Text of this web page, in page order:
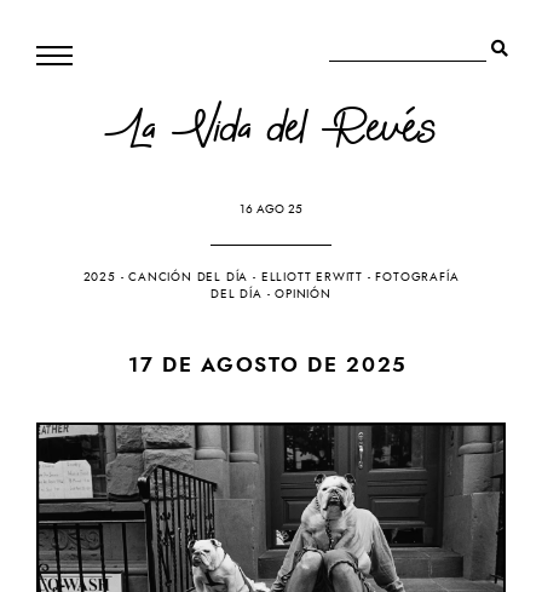
La Vida del Revés
16 AGO 25
2025 -CANCIÓN DEL DÍA - ELLIOTT ERWITT -FOTOGRAFÍA
DEL DÍA -OPINIÓN
17 DE AGOSTO DE 2025